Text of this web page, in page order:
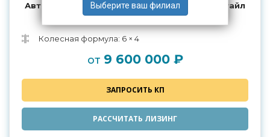
Автобетоносмеситель SHACMAN X3000 рестайл
6x4
Колесная формула: 6 × 4
от 9 600 000 ₽
ЗАПРОСИТЬ КП
РАССЧИТАТЬ ЛИЗИНГ